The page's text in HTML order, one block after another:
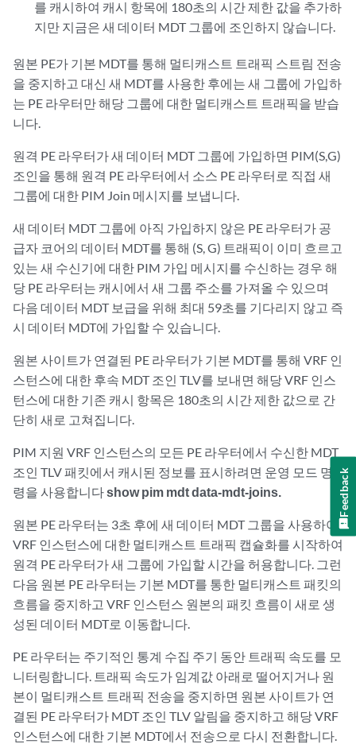
를 캐시하여 캐시 항목에 180초의 시간 제한 값을 추가하
지만 지금은 새 데이터 MDT 그룹에 조인하지 않습니다.
원본 PE가 기본 MDT를 통해 멀티캐스트 트래픽 스트림 전송
을 중지하고 대신 새 MDT를 사용한 후에는 새 그룹에 가입하
는 PE 라우터만 해당 그룹에 대한 멀티캐스트 트래픽을 받습
니다.
원격 PE 라우터가 새 데이터 MDT 그룹에 가입하면 PIM(S,G)
조인을 통해 원격 PE 라우터에서 소스 PE 라우터로 직접 새
그룹에 대한 PIM Join 메시지를 보냅니다.
새 데이터 MDT 그룹에 아직 가입하지 않은 PE 라우터가 공
급자 코어의 데이터 MDT를 통해 (S, G) 트래픽이 이미 흐르고
있는 새 수신기에 대한 PIM 가입 메시지를 수신하는 경우 해
당 PE 라우터는 캐시에서 새 그룹 주소를 가져올 수 있으며
다음 데이터 MDT 보급을 위해 최대 59초를 기다리지 않고 즉
시 데이터 MDT에 가입할 수 있습니다.
원본 사이트가 연결된 PE 라우터가 기본 MDT를 통해 VRF 인
스턴스에 대한 후속 MDT 조인 TLV를 보내면 해당 VRF 인스
턴스에 대한 기존 캐시 항목은 180초의 시간 제한 값으로 간
단히 새로 고쳐집니다.
PIM 지원 VRF 인스턴스의 모든 PE 라우터에서 수신한 MDT
조인 TLV 패킷에서 캐시된 정보를 표시하려면 운영 모드 명
령을 사용합니다show pim mdt data-mdt-joins.
원본 PE 라우터는 3초 후에 새 데이터 MDT 그룹을 사용하여
VRF 인스턴스에 대한 멀티캐스트 트래픽 캡슐화를 시작하여
원격 PE 라우터가 새 그룹에 가입할 시간을 허용합니다. 그런
다음 원본 PE 라우터는 기본 MDT를 통한 멀티캐스트 패킷의
흐름을 중지하고 VRF 인스턴스 원본의 패킷 흐름이 새로 생
성된 데이터 MDT로 이동합니다.
PE 라우터는 주기적인 통계 수집 주기 동안 트래픽 속도를 모
니터링합니다. 트래픽 속도가 임계값 아래로 떨어지거나 원
본이 멀티캐스트 트래픽 전송을 중지하면 원본 사이트가 연
결된 PE 라우터가 MDT 조인 TLV 알림을 중지하고 해당 VRF
인스턴스에 대한 기본 MDT에서 전송으로 다시 전환합니다.
Feedback